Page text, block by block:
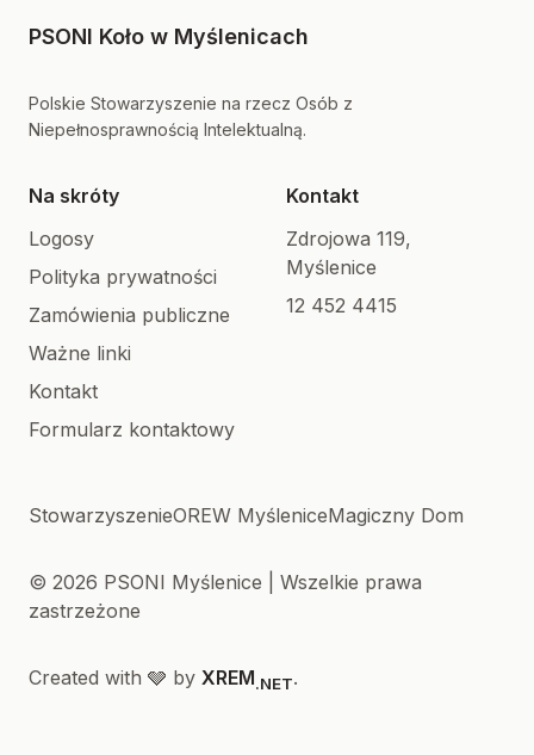
PSONI Koło w Myślenicach
Polskie Stowarzyszenie na rzecz Osób z
Niepełnosprawnością Intelektualną.
Na skróty
Logosy
Polityka prywatności
Zamówienia publiczne
Ważne linki
Kontakt
Formularz kontaktowy
Kontakt
Zdrojowa 119,
Myślenice
12 452 4415
StowarzyszenieOREW MyśleniceMagiczny Dom
© 2026 PSONI Myślenice | Wszelkie prawa
zastrzeżone
Created with 🩶 by XREM.NET.